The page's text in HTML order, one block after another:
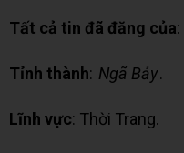
Tất cả tin đã đăng của:
Tỉnh thành: Ngã Bảy.
Lĩnh vực: Thời Trang.